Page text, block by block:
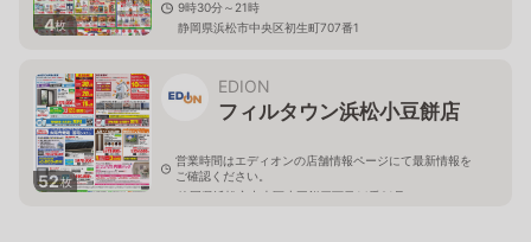
4枚
9時30分～21時
静岡県浜松市中央区初生町707番1
52枚
EDION
フィルタウン浜松小豆餅店
営業時間はエディオンの店舗情報ページにて最新情報を
ご確認ください。
静岡県浜松市中央区小豆餅四丁目14番21号